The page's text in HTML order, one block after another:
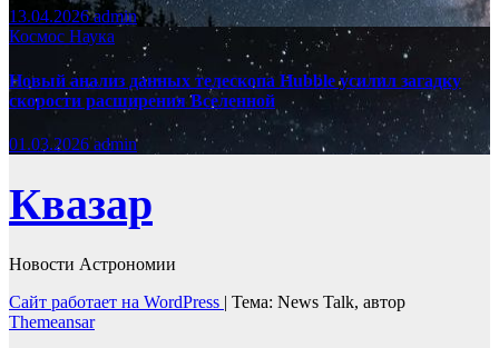
13.04.2026admin
Космос Наука
Новый анализ данных телескопа Hubble усилил загадку
скорости расширения Вселенной
01.03.2026admin
Квазар
Новости Астрономии
Сайт работает на WordPress | Тема: News Talk, автор
Themeansar